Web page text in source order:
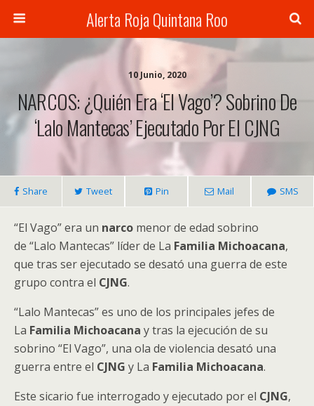
Alerta Roja Quintana Roo
10 Junio, 2020
NARCOS: ¿Quién Era ‘El Vago’? Sobrino De
‘Lalo Mantecas’ Ejecutado Por El CJNG
Share Tweet Pin Mail SMS
“El Vago” era un narco menor de edad sobrino
de “Lalo Mantecas” líder de La Familia Michoacana,
que tras ser ejecutado se desató una guerra de este
grupo contra el CJNG.
“Lalo Mantecas” es uno de los principales jefes de
La Familia Michoacana y tras la ejecución de su
sobrino “El Vago”, una ola de violencia desató una
guerra entre el CJNG y La Familia Michoacana.
Este sicario fue interrogado y ejecutado por el CJNG,